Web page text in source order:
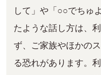
して」や「○○でちゅ
たような話し方は、
ず、ご家族やほかの
る恐れがあります。